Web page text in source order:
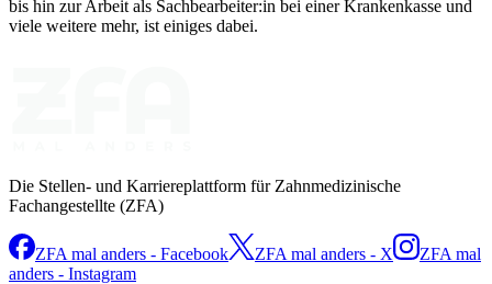
bis hin zur Arbeit als Sachbearbeiter:in bei einer Krankenkasse und
viele weitere mehr, ist einiges dabei.
Die Stellen- und Karriereplattform für Zahnmedizinische
Fachangestellte (ZFA)
ZFA mal anders - Facebook ZFA mal anders - X
ZFA mal
anders - Instagram